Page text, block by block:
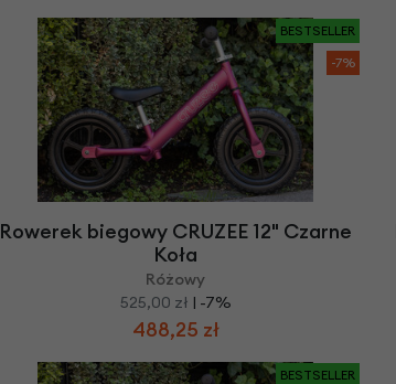
BESTSELLER
-7%
Rowerek biegowy CRUZEE 12" Czarne
Koła
Różowy
525,00 zł | -7%
488,25 zł
BESTSELLER